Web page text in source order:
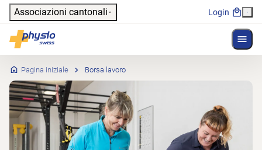
Header
Associazioni cantonali Login
Physioswiss
Navigazione principale
Pagina iniziale Borsa lavoro